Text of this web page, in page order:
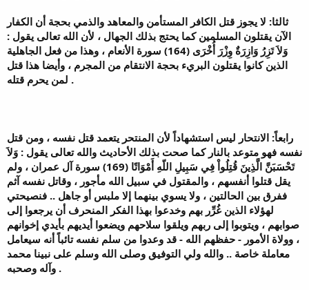
ثالثا: لا يجوز قتل الكافر المستأمن والمعاهد والذمي بحجة أن الكفار
الآن يقتلون المسلمين كما يحتج بذلك الجهال ، لأن الله تعالى يقول :
وَلاَ تَزِرُ وَازِرَةٌ وِزْرَ أُخْرَى (164) سورة الأنعام ، وهذا من فعل الجاهلية
الذين كانوا يقتلون البريء بحجة الانتقام من المجرم ، وأيضا هذا قتل
لمن يحرم قتله .
رابعاً: الانتحار ليس استشهاداً لأن المنتحر يتعمد قتل نفسه ، ومن قتل
نفسه فهو متوعد بالنار كما صحت بذلك الأحاديث والله تعالى يقول : وَلاَ
تَحْسَبَنَّ الَّذِينَ قُتِلُواْ فِي سَبِيلِ اللّهِ أَمْوَاتًا (169) سورة آل عمران ، ولم
يقل قتلوا أنفسهم ، والمقتول في سبيل الله مأجور ، وقاتل نفسه آثم
ففرق بين الحالتين ، ولا يسوي بينهما إلا ملبس أو جاهل .. فنصيحتي
لهؤلاء الذين غُرِّر بهم وخدعوا بهذا الفكر المنحرف أن يرجعوا إلى
صوابهم ، ويتوبوا إلى ربهم ويلقوا سلاحهم ويضعوا أيديهم بأيدي إخوانهم
، وولاة الأمور - حفظهم الله - قد وعدوا من سلم نفسه تائباً أنه سيعامل
معاملة خاصة .. والله ولي التوفيق وصلى الله وسلم على نبينا محمد
وآله وصحبه .